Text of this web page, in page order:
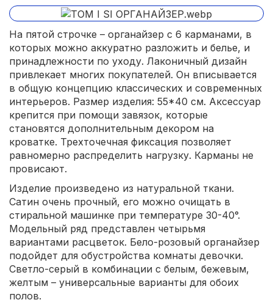
На пятой строчке – органайзер с 6 карманами, в
которых можно аккуратно разложить и белье, и
принадлежности по уходу. Лаконичный дизайн
привлекает многих покупателей. Он вписывается
в общую концепцию классических и современных
интерьеров. Размер изделия: 55*40 см. Аксессуар
крепится при помощи завязок, которые
становятся дополнительным декором на
кроватке. Трехточечная фиксация позволяет
равномерно распределить нагрузку. Карманы не
провисают.
Изделие произведено из натуральной ткани.
Сатин очень прочный, его можно очищать в
стиральной машинке при температуре 30-40°.
Модельный ряд представлен четырьмя
вариантами расцветок. Бело-розовый органайзер
подойдет для обустройства комнаты девочки.
Светло-серый в комбинации с белым, бежевым,
желтым – универсальные варианты для обоих
полов.